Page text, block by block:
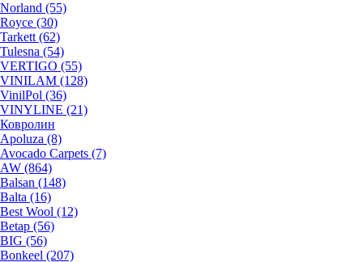
Norland (55)
Royce (30)
Tarkett (62)
Tulesna (54)
VERTIGO (55)
VINILAM (128)
VinilPol (36)
VINYLINE (21)
Ковролин
Apoluza (8)
Avocado Carpets (7)
AW (864)
Balsan (148)
Balta (16)
Best Wool (12)
Betap (56)
BIG (56)
Bonkeel (207)